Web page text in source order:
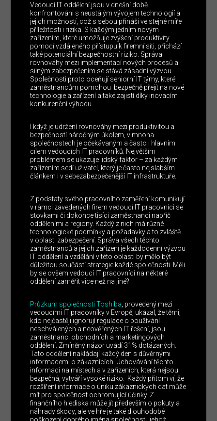
Vedoucí IT oddělení jsou v dnešní době
konfrontováni s neustálým vývojem technologií a
jejich možností, což s sebou přináší ve stejné míře
příležitosti i rizika. S každým jedním novým
zařízením, které umožňuje zvýšení produktivity
pomocí vzdáleného přístupu k firemní síti, přichází
také potenciální bezpečnostní riziko. Správa
rovnováhy mezi implementací nových procesů a
silným zabezpečením se stává zásadní výzvou.
Společnosti proto oceňují seniorní IT týmy, které
zaměstnancům pomohou bezpečně přejít na nové
technologie a zařízení a také zajistí díky inovacím
konkurenční výhodu.
I když je udržení rovnováhy mezi produktivitou a
bezpečností náročným úkolem, v mnoha
společnostech je očekávaným a často i hlavním
cílem vedoucích IT pracovníků. Největším
problémem se ukazuje lidský faktor – za každým
zařízením sedí uživatel, který je často nejslabším
článkem i v sebezabezpečenější IT infrastruktuře.
Z podstaty svého pracovního zaměření komunikují
v rámci zavedených firem vedoucí IT pracovníci se
stovkami či dokonce tisíci zaměstnanci napříč
odděleními a regiony. Každý z nich má různé
technologické podmínky a požadavky a to zvláště
v oblasti zabezpečení. Správa všech těchto
zaměstnanců a jejich zařízení je každodenní výzvou
IT oddělení a vzdělání v této oblasti by mělo být
důležitou součástí strategie každé společnosti. Měli
by se ovšem vedoucí IT pracovníci na některé
oddělení zaměřit vice než na jiné?
Průzkum společnosti Toshiba , provedený mezi
vedoucími IT pracovníky v Evropě, ukázal, že těmi,
kdo nejčastěji ignorují regulace o používání
neschválených a neověřených IT řešení, jsou
zaměstnanci obchodních a marketingových
oddělení. Zmíněný názor uvádí 31% dotázaných.
Tato oddělení nakládají každý den s důvěrnými
informacemi o zákaznících. Uchovávání těchto
informací na místech a v zařízeních, která nejsou
bezpečná, vytváří vysoké riziko. Každý přitom ví, že
rozšíření informace o úniku zákaznických dat může
mít pro společnost ochromující účinky. Z
finančního hlediska může jít především o pokuty a
náhrady škody, ale ve hře je také dlouhodobé
poškození dobrého jména společnosti, jehož